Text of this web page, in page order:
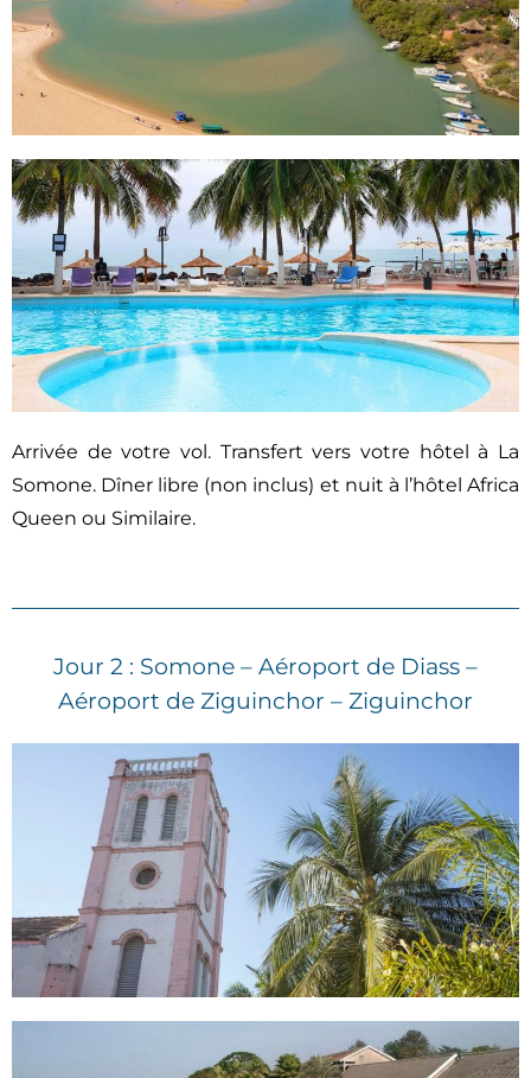
Arrivée de votre vol. Transfert vers votre hôtel à La
Somone. Dîner libre (non inclus) et nuit à l’hôtel Africa
Queen ou Similaire.
Jour 2 : Somone – Aéroport de Diass –
Aéroport de Ziguinchor – Ziguinchor